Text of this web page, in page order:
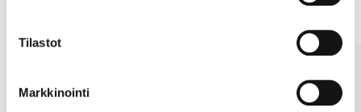
Tilastot
Markkinointi